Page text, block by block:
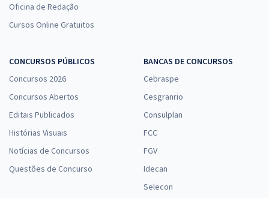
Oficina de Redação
Cursos Online Gratuitos
CONCURSOS PÚBLICOS
Concursos 2026
Concursos Abertos
Editais Publicados
Histórias Visuais
Notícias de Concursos
Questões de Concurso
BANCAS DE CONCURSOS
Cebraspe
Cesgranrio
Consulplan
FCC
FGV
Idecan
Selecon